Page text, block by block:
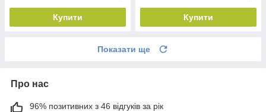
Купити Купити
Показати ще
Про нас
96% позитивних з 46 відгуків за рік